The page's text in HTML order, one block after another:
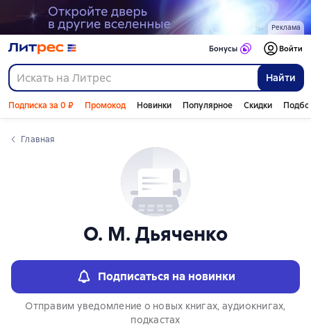
Реклама
Найти
Бонусы Войти
Подписка за 0 ₽ Промокод Новинки Популярное Скидки
Главная
О. М. Дьяченко
Подписаться на новинки
Отправим уведомление о новых книгах, аудиокнигах,
подкастах
Слайдер с книгами